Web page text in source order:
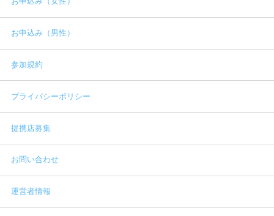
お申込み（男性）
参加規約
プライバシーポリシー
提携店募集
お問い合わせ
運営者情報